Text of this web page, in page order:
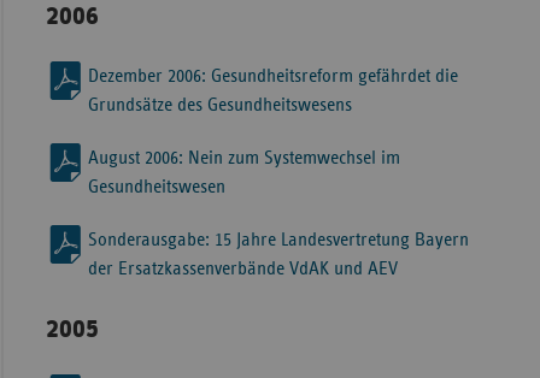
2006
Dezember 2006: Gesundheitsreform gefährdet die
Grundsätze des Gesundheitswesens
August 2006: Nein zum Systemwechsel im
Gesundheitswesen
Sonderausgabe: 15 Jahre Landesvertretung Bayern
der Ersatzkassenverbände VdAK und AEV
2005